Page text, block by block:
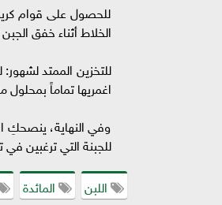
للحصول على قوام
الخلاط أثناء خفق
للتخزين الممتد
اغمريها تماماً
وفي النهاية، ينصحكِ
للجبنة التي ترغبين في
اللبن
المائدة